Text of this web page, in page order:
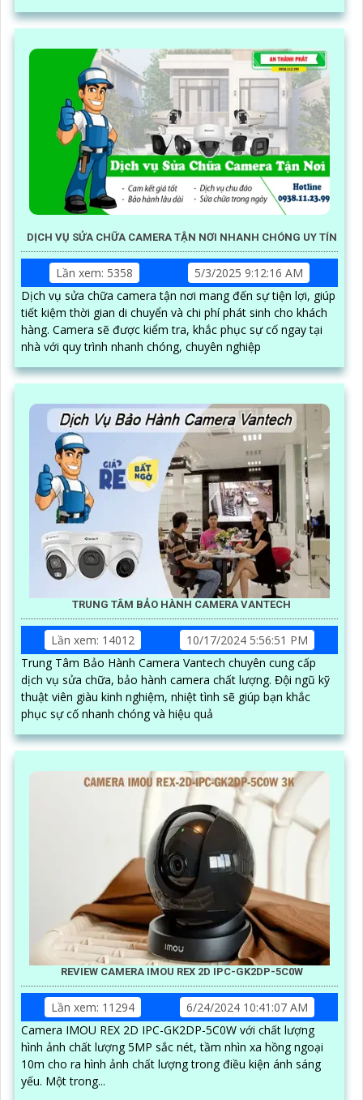
DỊCH VỤ SỬA CHỮA CAMERA TẬN NƠI NHANH CHÓNG UY TÍN
Lần xem: 5358
5/3/2025 9:12:16 AM
Dịch vụ sửa chữa camera tận nơi mang đến sự tiện lợi, giúp
tiết kiệm thời gian di chuyển và chi phí phát sinh cho khách
hàng. Camera sẽ được kiểm tra, khắc phục sự cố ngay tại
nhà với quy trình nhanh chóng, chuyên nghiệp
TRUNG TÂM BẢO HÀNH CAMERA VANTECH
Lần xem: 14012
10/17/2024 5:56:51 PM
Trung Tâm Bảo Hành Camera Vantech chuyên cung cấp
dịch vụ sửa chữa, bảo hành camera chất lượng. Đội ngũ kỹ
thuật viên giàu kinh nghiệm, nhiệt tình sẽ giúp bạn khắc
phục sự cố nhanh chóng và hiệu quả
REVIEW CAMERA IMOU REX 2D IPC-GK2DP-5C0W
Lần xem: 11294
6/24/2024 10:41:07 AM
Camera IMOU REX 2D IPC-GK2DP-5C0W với chất lượng
hình ảnh chất lượng 5MP sắc nét, tầm nhìn xa hồng ngoại
10m cho ra hình ảnh chất lượng trong điều kiện ánh sáng
yếu. Một trong...